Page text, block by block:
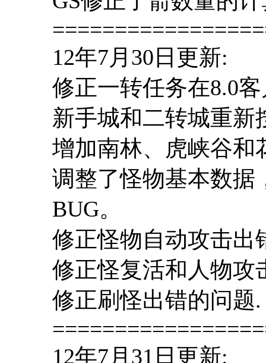
12年7月30日更新:
修正一转任务在8.0
新手城和二转城重新
增加南林、虎峡谷和
调整了怪物基本数据
BUG。
修正怪物自动攻击出
修正怪复活和人物攻
修正刷怪出错的问题.
12年7月31日更新: